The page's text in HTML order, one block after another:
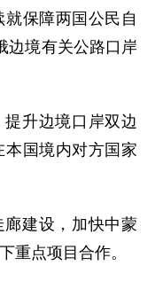
保障两国公民自
边境有关公路口岸
升边境口岸双边
本国境内对方国家
建设，加快中蒙
重点项目合作。